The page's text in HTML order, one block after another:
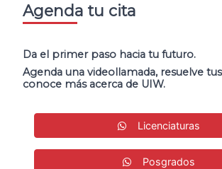
Agenda tu cita
Da el primer paso hacia tu futuro.
Agenda una videollamada, resuelve
conoce más acerca de UIW.
Licenciaturas
Posgrados